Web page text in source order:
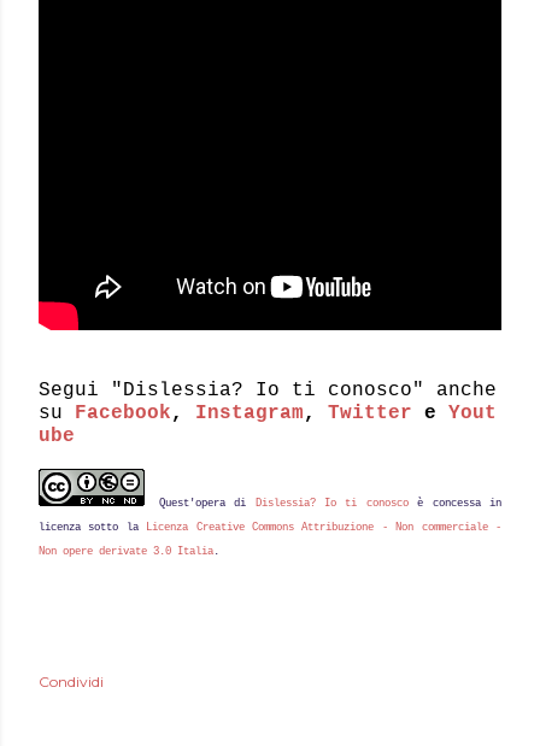
Segui "Dislessia? Io ti conosco" anche
su
Facebook , Instagram , Twitter e Yout
ube
Quest' operadi Dislessia? Io ti conoscoè concessa in
licenza sotto la
Licenza Creative Commons Attribuzione - Non commerciale -
Non opere derivate 3.0 Italia .
Condividi